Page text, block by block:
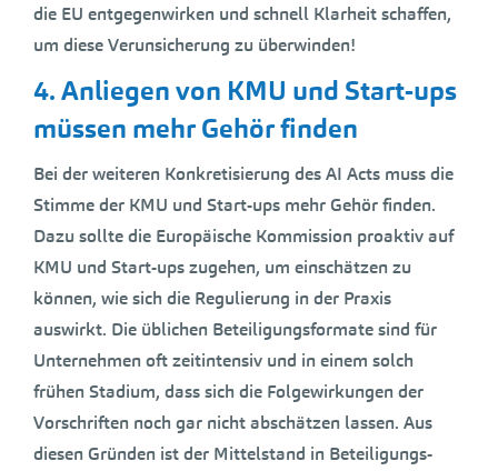
die EU entgegenwirken und schnell Klarheit schaffen,
um diese Verunsicherung zu überwinden!
4. Anliegen von KMU und Start-ups
müssen mehr Gehör finden
Bei der weiteren Konkretisierung des AI Acts muss die
Stimme der KMU und Start-ups mehr Gehör finden.
Dazu sollte die Europäische Kommission proaktiv auf
KMU und Start-ups zugehen, um einschätzen zu
können, wie sich die Regulierung in der Praxis
auswirkt. Die üblichen Beteiligungsformate sind für
Unternehmen oft zeitintensiv und in einem solch
frühen Stadium, dass sich die Folgewirkungen der
Vorschriften noch gar nicht abschätzen lassen. Aus
diesen Gründen ist der Mittelstand in Beteiligungs-